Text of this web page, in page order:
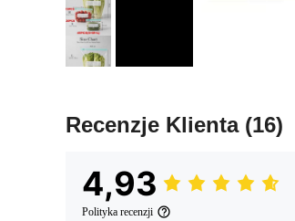
Recenzje Klienta (16)
4,93
Polityka recenzji